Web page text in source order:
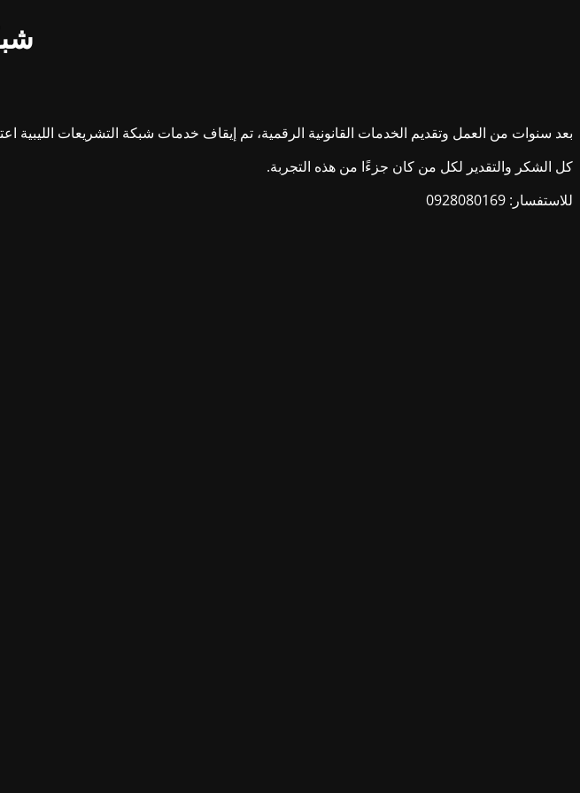
بعد سنوات من العمل وتقديم الخدمات القانونية الرقمية، تم إيقاف خدمات شبكة التشريعات الليبية اعتبارًا
كل الشكر والتقدير لكل من كان جزءًا من هذه التجربة.
للاستفسار: 0928080169